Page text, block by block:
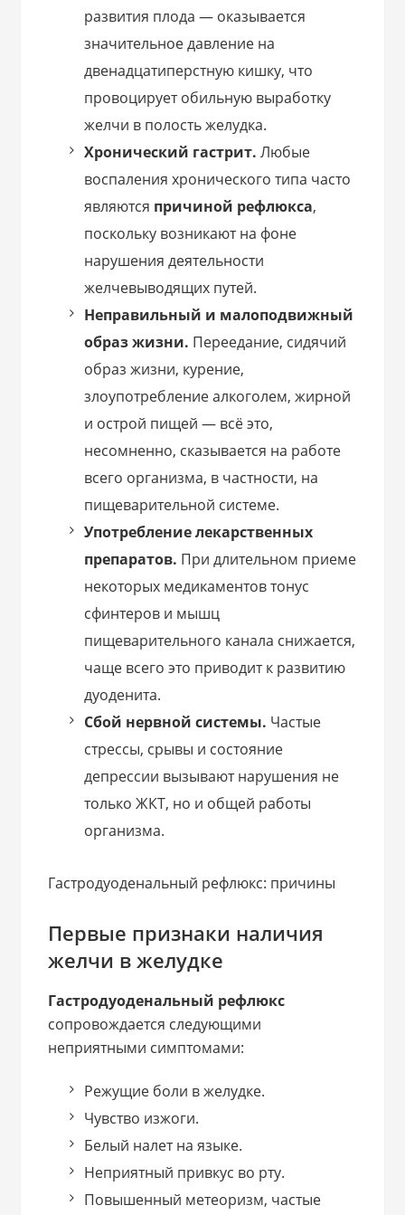
развития плода — оказывается
значительное давление на
двенадцатиперстную кишку, что
провоцирует обильную выработку
желчи в полость желудка.
Хронический гастрит.Любые
воспаления хронического типа часто
являются причиной рефлюкса,
поскольку возникают на фоне
нарушения деятельности
желчевыводящих путей.
Неправильный и малоподвижный
образ жизни. Переедание, сидячий
образ жизни, курение,
злоупотребление алкоголем, жирной
и острой пищей — всё это,
несомненно, сказывается на работе
всего организма, в частности, на
пищеварительной системе.
Употребление лекарственных
препаратов. При длительном приеме
некоторых медикаментов тонус
сфинтеров и мышц
пищеварительного канала снижается,
чаще всего это приводит к развитию
дуоденита.
Сбой нервной системы. Частые
стрессы, срывы и состояние
депрессии вызывают нарушения не
только ЖКТ, но и общей работы
организма.
Гастродуоденальный рефлюкс: причины
Первые признаки наличия
желчи в желудке
Гастродуоденальный рефлюкс
сопровождается следующими
неприятными симптомами:
Режущие боли в желудке.
Чувство изжоги.
Белый налет на языке.
Неприятный привкус во рту.
Повышенный метеоризм, частые